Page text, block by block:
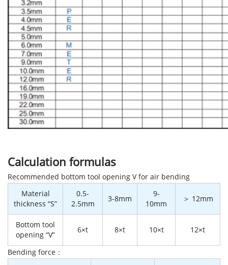
Calculation formulas
Recommended bottom tool opening V for air bending
Material
thickness “S”
0.5-
2.5mm
3-8mm
9-
10mm
＞ 12mm
Bottom tool
opening “V”
6×t 8×t 10×t 12×t
Bending force：